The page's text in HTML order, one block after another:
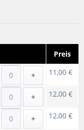
Preis
+ 11,00 €
+ 12,00 €
+ 12,00 €